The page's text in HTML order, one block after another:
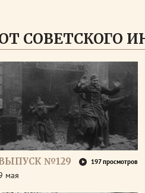
СОВЕТСКОГО
№129 197 просмотров
мая